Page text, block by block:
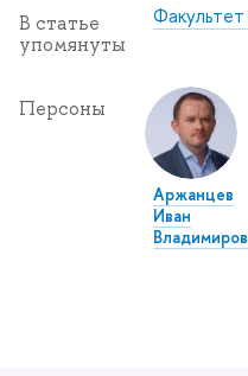
В статье
упомянуты
Персоны
Аржанцев
Иван